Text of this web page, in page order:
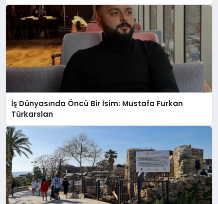
İş Dünyasında Öncü Bir İsim: Mustafa Furkan
Türkarslan